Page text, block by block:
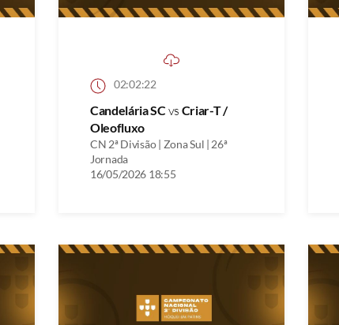
02:02:22
Candelária SCvs Criar-T /
Oleofluxo
CN 2ª Divisão | Zona Sul | 26ª
Jornada
16/05/2026 18:55